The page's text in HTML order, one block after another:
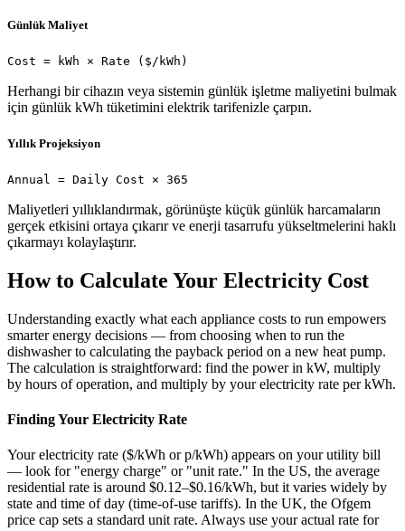
Günlük Maliyet
Cost = kWh × Rate ($/kWh)
Herhangi bir cihazın veya sistemin günlük işletme maliyetini bulmak
için günlük kWh tüketimini elektrik tarifenizle çarpın.
Yıllık Projeksiyon
Annual = Daily Cost × 365
Maliyetleri yıllıklandırmak, görünüşte küçük günlük harcamaların
gerçek etkisini ortaya çıkarır ve enerji tasarrufu yükseltmelerini haklı
çıkarmayı kolaylaştırır.
How to Calculate Your Electricity Cost
Understanding exactly what each appliance costs to run empowers
smarter energy decisions — from choosing when to run the
dishwasher to calculating the payback period on a new heat pump.
The calculation is straightforward: find the power in kW, multiply
by hours of operation, and multiply by your electricity rate per kWh.
Finding Your Electricity Rate
Your electricity rate ($/kWh or p/kWh) appears on your utility bill
— look for "energy charge" or "unit rate." In the US, the average
residential rate is around $0.12–$0.16/kWh, but it varies widely by
state and time of day (time-of-use tariffs). In the UK, the Ofgem
price cap sets a standard unit rate. Always use your actual rate for